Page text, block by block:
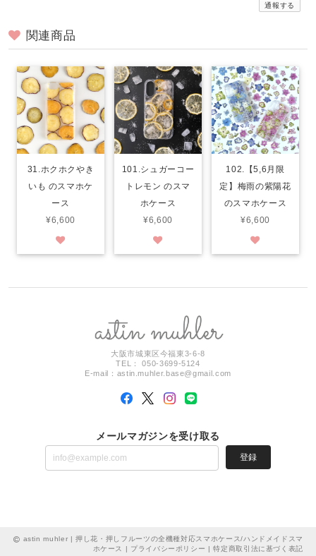
通報する
関連商品
31.ホクホクやき
いも のスマホケ
ース
¥6,600
101.シュガーコー
トレモン のスマ
ホケース
¥6,600
102.【5,6月限
定】梅雨の紫陽花
のスマホケース
¥6,600
大阪市城東区今福東3-6-8
TEL： 050-3699-5124
E-mail： astin.muhler.base@gmail.com
メールマガジンを受け取る
登録
astin muhler | 押し花・押しフルーツの全機種対応スマホケース/ハンドメイドスマ
ホケース | プライバシーポリシー |特定商取引法に基づく表記